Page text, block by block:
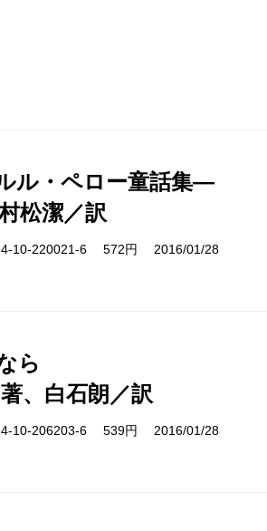
ル・ペロー童話集―
松潔／訳
4-10-220021-6 572円 2016/01/28
ら
、白石朗／訳
4-10-206203-6 539円 2016/01/28